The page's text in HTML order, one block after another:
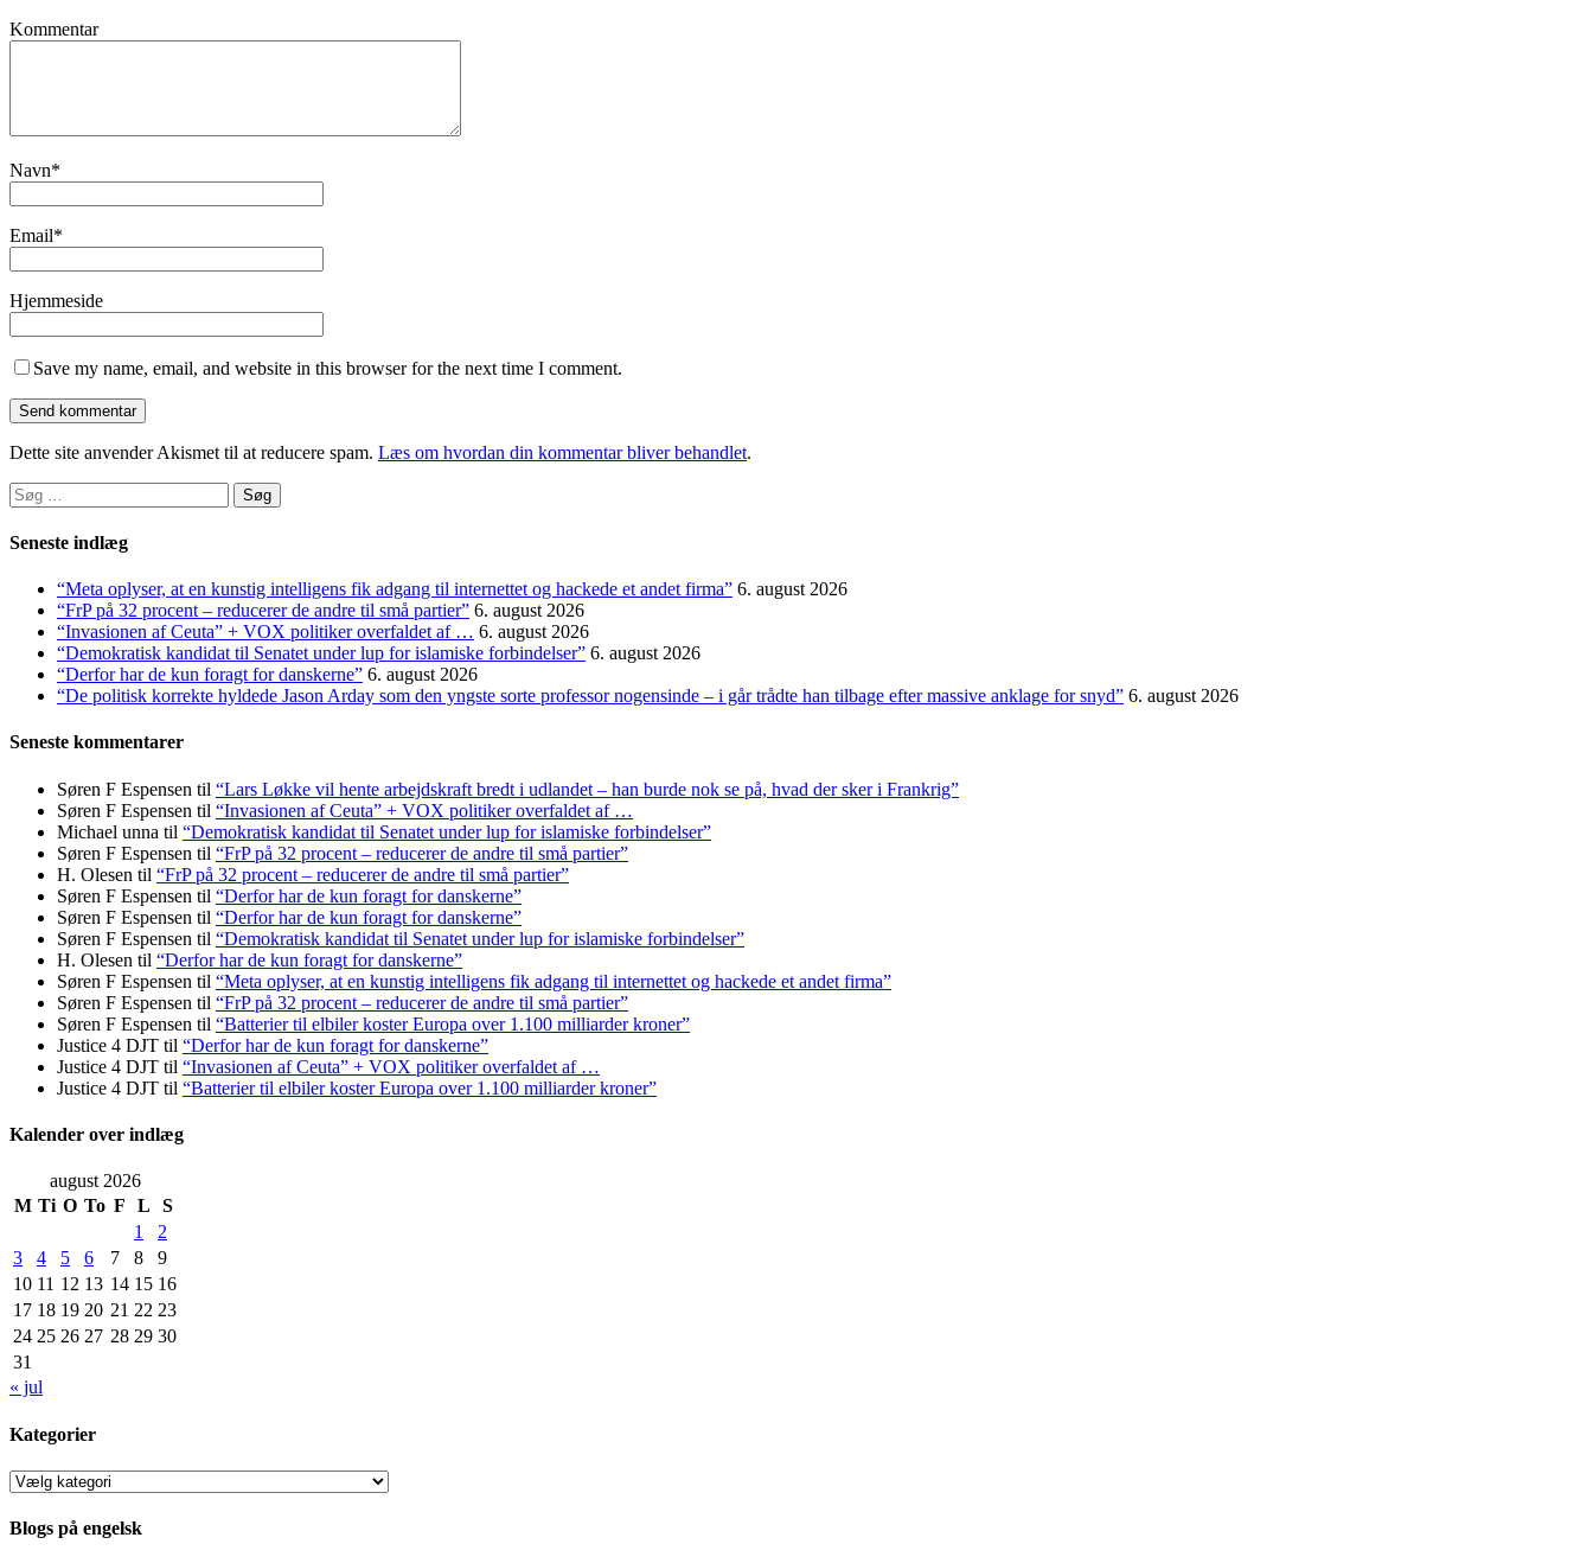
Kommentar
Navn*
Email*
Hjemmeside
Save my name, email, and website in this browser for the next time I comment.
Dette site anvender Akismet til at reducere spam. Læs om hvordan din kommentar bliver behandlet.
Søg
efter:
Seneste indlæg
“Meta oplyser, at en kunstig intelligens fik adgang til internettet og hackede et andet firma” 6. august 2026
“FrP på 32 procent – reducerer de andre til små partier” 6. august 2026
“Invasionen af Ceuta” + VOX politiker overfaldet af … 6. august 2026
“Demokratisk kandidat til Senatet under lup for islamiske forbindelser” 6. august 2026
“Derfor har de kun foragt for danskerne” 6. august 2026
“De politisk korrekte hyldede Jason Arday som den yngste sorte professor nogensinde – i går trådte han tilbage efter massive anklage for snyd” 6. august 2026
Seneste kommentarer
Søren F Espensen til “Lars Løkke vil hente arbejdskraft bredt i udlandet – han burde nok se på, hvad der sker i Frankrig”
Søren F Espensen til “Invasionen af Ceuta” + VOX politiker overfaldet af …
Michael unna til “Demokratisk kandidat til Senatet under lup for islamiske forbindelser”
Søren F Espensen til “FrP på 32 procent – reducerer de andre til små partier”
H. Olesen til “FrP på 32 procent – reducerer de andre til små partier”
Søren F Espensen til “Derfor har de kun foragt for danskerne”
Søren F Espensen til “Derfor har de kun foragt for danskerne”
Søren F Espensen til “Demokratisk kandidat til Senatet under lup for islamiske forbindelser”
H. Olesen til “Derfor har de kun foragt for danskerne”
Søren F Espensen til “Meta oplyser, at en kunstig intelligens fik adgang til internettet og hackede et andet firma”
Søren F Espensen til “FrP på 32 procent – reducerer de andre til små partier”
Søren F Espensen til “Batterier til elbiler koster Europa over 1.100 milliarder kroner”
Justice 4 DJT til “Derfor har de kun foragt for danskerne”
Justice 4 DJT til “Invasionen af Ceuta” + VOX politiker overfaldet af …
Justice 4 DJT til “Batterier til elbiler koster Europa over 1.100 milliarder kroner”
Kalender over indlæg
august 2026
M Ti O To F L
S
1
2
3
4 5 6 7 8
9
10 11 12 13 14 15 16
17 18 19 20 21 22 23
24 25 26 27 28 29 30
31
« jul
Kategorier
Kategorier
Blogs på engelsk